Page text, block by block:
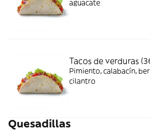
aguacate
Tacos de verduras
Pimiento, calabacín,
cilantro
Quesadillas